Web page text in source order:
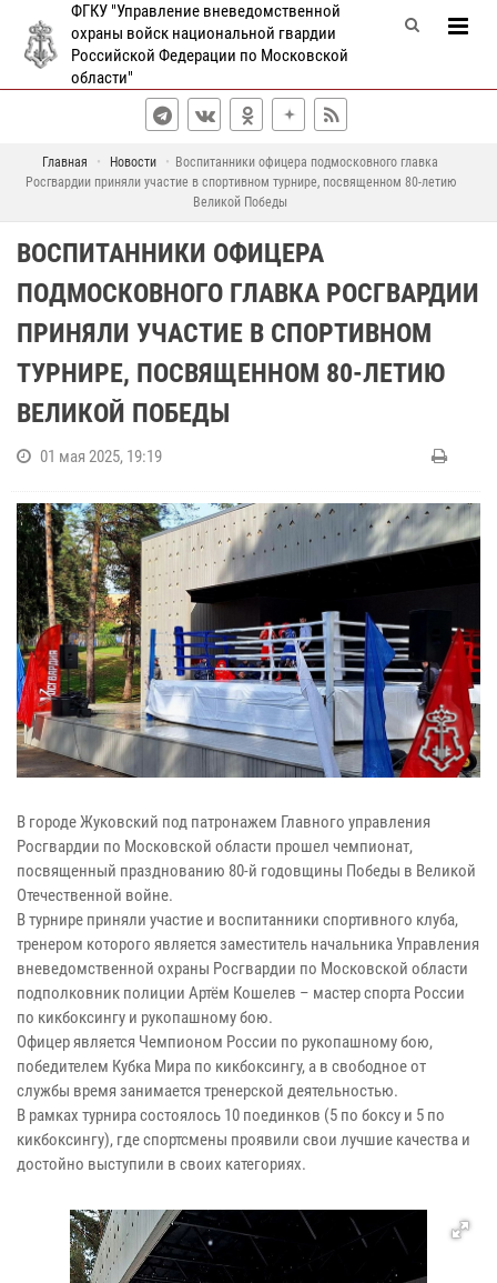
ФГКУ "Управление вневедомственной
охраны войск национальной гвардии
Российской Федерации по Московской
области"
Главная Новости
Воспитанники офицера подмосковного главка
Росгвардии приняли участие в спортивном турнире, посвященном 80-летию
Великой Победы
ВОСПИТАННИКИ ОФИЦЕРА
ПОДМОСКОВНОГО ГЛАВКА РОСГВАРДИИ
ПРИНЯЛИ УЧАСТИЕ В СПОРТИВНОМ
ТУРНИРЕ, ПОСВЯЩЕННОМ 80-ЛЕТИЮ
ВЕЛИКОЙ ПОБЕДЫ
01 мая 2025, 19:19
В городе Жуковский под патронажем Главного управления
Росгвардии по Московской области прошел чемпионат,
посвященный празднованию 80-й годовщины Победы в Великой
Отечественной войне.
В турнире приняли участие и воспитанники спортивного клуба,
тренером которого является заместитель начальника Управления
вневедомственной охраны Росгвардии по Московской области
подполковник полиции Артём Кошелев – мастер спорта России
по кикбоксингу и рукопашному бою.
Офицер является Чемпионом России по рукопашному бою,
победителем Кубка Мира по кикбоксингу, а в свободное от
службы время занимается тренерской деятельностью.
В рамках турнира состоялось 10 поединков (5 по боксу и 5 по
кикбоксингу), где спортсмены проявили свои лучшие качества и
достойно выступили в своих категориях.